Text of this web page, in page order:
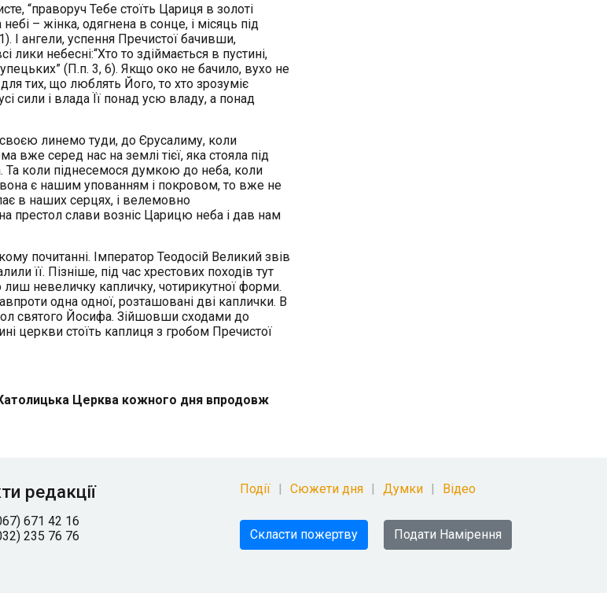
“праворуч Тебе стоїть Цариця в золоті
– жінка, одягнена в сонце, і місяць під
І ангели, успення Пречистої бачивши,
лики небесні:“Хто то здіймається в пустині,
(П.п. 3, 6). Якщо око не бачило, вухо не
тих, що люблять Його, то хто зрозуміє
сили і влада Її понад усю владу, а понад
линемо туди, до Єрусалиму, коли
вже серед нас на землі тієї, яка стояла під
Та коли піднесемося думкою до неба, коли
є нашим упованням і покровом, то вже не
в наших серцях, і велемовно
на престол слави возніс Царицю неба і дав нам
почитанні. Імператор Теодосій Великий звів
її. Пізніше, під час хрестових походів тут
невеличку капличку, чотирикутної форми.
одна одної, розташовані дві каплички. В
святого Йосифа. Зійшовши сходами до
церкви стоїть каплиця з гробом Пречистої
Католицька Церква кожного дня впродовж
редакції
671 42 16
235 76 76
Події Сюжети дня Думки Відео
Скласти пожертву Подати Намірення